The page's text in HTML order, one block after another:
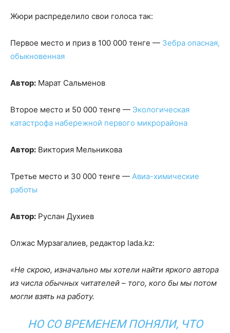
Жюри распределило свои голоса так:
Первое место и приз в 100 000 тенге — Зебра опасная,
обыкновенная
Автор: Марат Сальменов
Второе место и 50 000 тенге — Экологическая
катастрофа набережной первого микрорайона
Автор: Виктория Мельникова
Третье место и 30 000 тенге — Авиа-химические
работы
Автор: Руслан Духиев
Олжас Мурзагалиев, редактор lada.kz:
«Не скрою, изначально мы хотели найти яркого автора
из числа обычных читателей – того, кого бы мы потом
могли взять на работу.
НО СО ВРЕМЕНЕМ ПОНЯЛИ, ЧТО